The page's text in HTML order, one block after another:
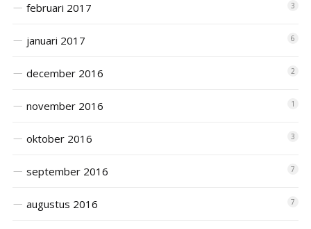
februari 2017 3
januari 2017 6
december 2016 2
november 2016 1
oktober 2016 3
september 2016 7
augustus 2016 7